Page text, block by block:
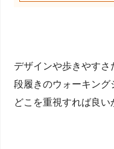
デザインや歩きやす
段履きのウォーキング
どこを重視すれば良い